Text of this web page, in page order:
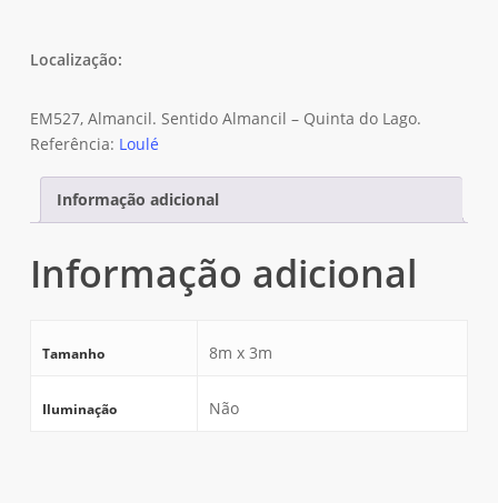
Localização:
EM527, Almancil. Sentido Almancil – Quinta do Lago.
Referência: Loulé
Informação adicional
Informação adicional
Tamanho 8m x 3m
Iluminação Não